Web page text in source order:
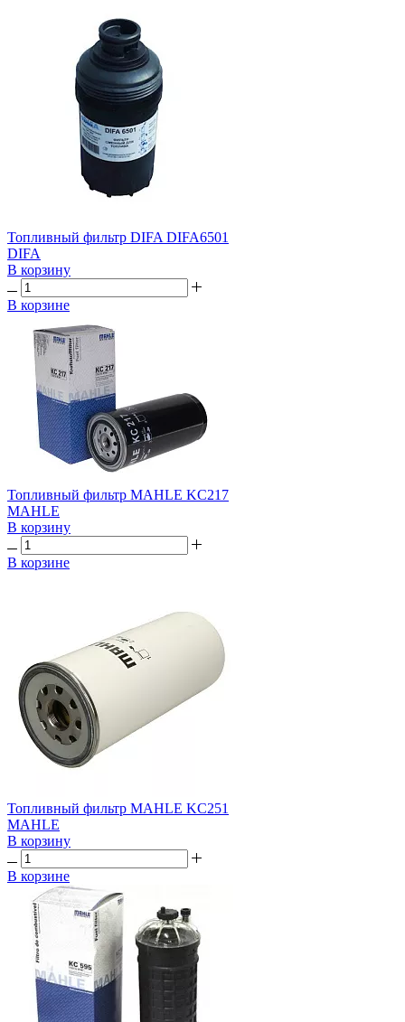
Топливный фильтр DIFA DIFA6501
DIFA
В корзину
В корзине
Топливный фильтр MAHLE KC217
MAHLE
В корзину
В корзине
Топливный фильтр MAHLE KC251
MAHLE
В корзину
В корзине